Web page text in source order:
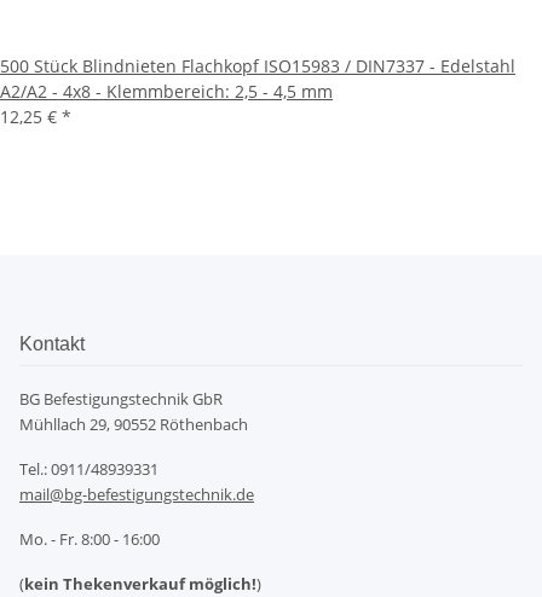
500 Stück Blindnieten Flachkopf ISO15983 / DIN7337 - Edelstahl
A2/A2 - 4x8 - Klemmbereich: 2,5 - 4,5 mm
12,25 € *
Kontakt
BG Befestigungstechnik GbR
Mühllach 29, 90552 Röthenbach
Tel.: 0911/48939331
mail@bg-befestigungstechnik.de
Mo. - Fr. 8:00 - 16:00
(kein Thekenverkauf möglich!)